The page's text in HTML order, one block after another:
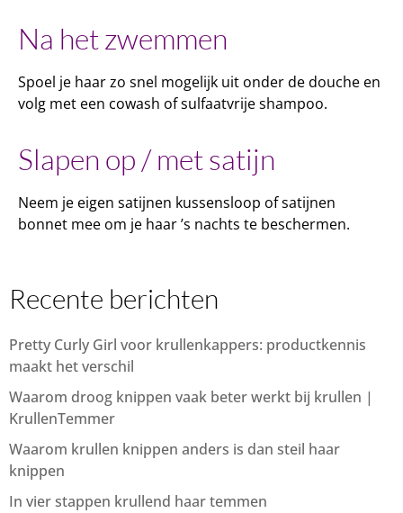
Na het zwemmen
Spoel je haar zo snel mogelijk uit onder de douche en
volg met een cowash of sulfaatvrije shampoo.
Slapen op / met satijn
Neem je eigen satijnen kussensloop of satijnen
bonnet mee om je haar ’s nachts te beschermen.
Recente berichten
Pretty Curly Girl voor krullenkappers: productkennis
maakt het verschil
Waarom droog knippen vaak beter werkt bij krullen |
KrullenTemmer
Waarom krullen knippen anders is dan steil haar
knippen
In vier stappen krullend haar temmen